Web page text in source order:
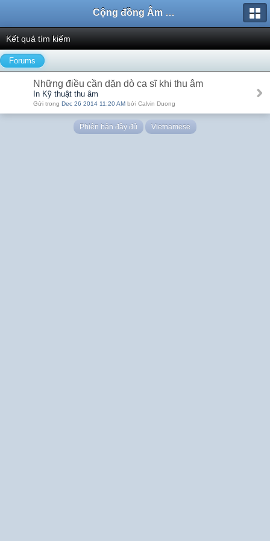
Cộng đồng Âm nhạc Sound Says
Kết quả tìm kiếm
Forums
Những điều cần dặn dò ca sĩ khi thu âm
In Kỹ thuật thu âm
Gửi trong Dec 26 2014 11:20 AM bởi Calvin Duong
Phiên bản đầy đủ Vietnamese